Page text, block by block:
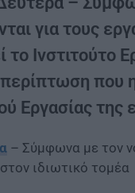
για τους
Ινστιτούτο
που
Εργασίας της
– Σύμφωνα με τον
ιδιωτικό τομέα